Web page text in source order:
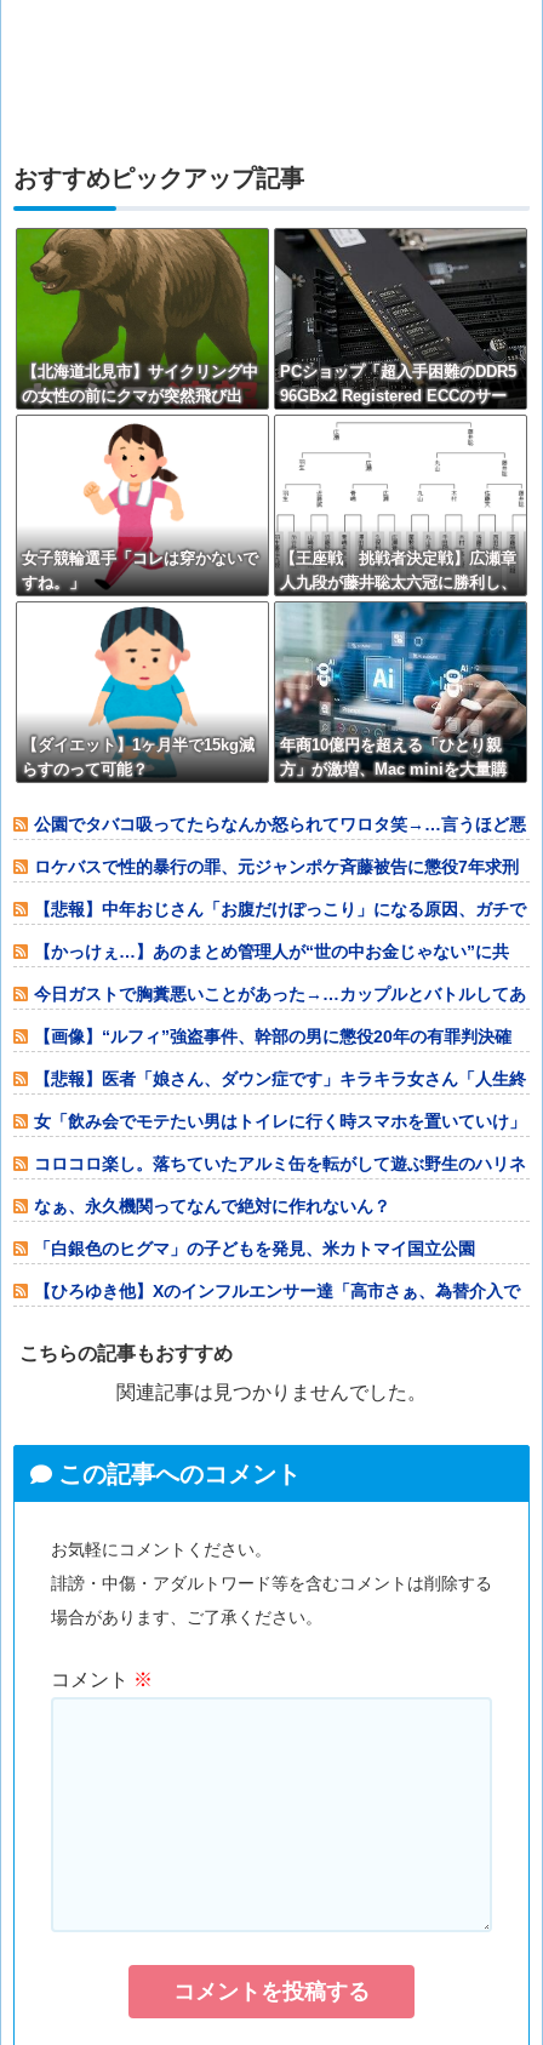
おすすめピックアップ記事
【北海道北見市】サイクリング中
の女性の前にクマが突然飛び出
す！ビックリしたのか慌てて森に
PCショップ「超入手困難のDDR5
96GBx2 Registered ECCのサー
バー用メモリ8セット入荷しまし
た！」→「完売いたしました」
女子競輪選手「コレは穿かないで
すね。」
【王座戦 挑戦者決定戦】広瀬章
人九段が藤井聡太六冠に勝利し、
伊藤匠王座への挑戦権を得る 終
盤は評価値の乱高下が止まらず
【ダイエット】1ヶ月半で15kg減
らすのって可能？
年商10億円を超える「ひとり親
方」が激増、Mac miniを大量購
公園でタバコ吸ってたらなんか怒られてワロタ笑→…言うほど悪
ロケバスで性的暴行の罪、元ジャンポケ斉藤被告に懲役7年求刑
⇒！
【悲報】中年おじさん「お腹だけぽっこり」になる原因、ガチで
判明するwww
【かっけぇ…】あのまとめ管理人が“世の中お金じゃない”に共
感‥‥「お金で
今日ガストで胸糞悪いことがあった→…カップルとバトルしてあ
わや警察沙汰だ
【画像】“ルフィ”強盗事件、幹部の男に懲役20年の有罪判決確
定！！！
【悲報】医者「娘さん、ダウン症です」キラキラ女さん「人生終
わった」⇒絶望
女「飲み会でモテたい男はトイレに行く時スマホを置いていけ」
コロコロ楽し。落ちていたアルミ缶を転がして遊ぶ野生のハリネ
なぁ、永久機関ってなんで絶対に作れないん？
「白銀色のヒグマ」の子どもを発見、米カトマイ国立公園
【ひろゆき他】Xのインフルエンサー達「高市さぁ、為替介入で
こちらの記事もおすすめ
関連記事は見つかりませんでした。
この記事へのコメント
お気軽にコメントください。
誹謗・中傷・アダルトワード等を含むコメントは削除する
場合があります、ご了承ください。
コメント ※